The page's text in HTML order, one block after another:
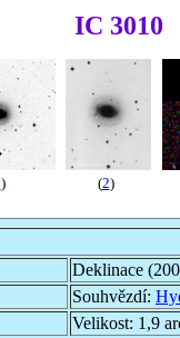
IC 3010
) (2)
Deklinace
Souhvězdí:
Velikost: 1,9